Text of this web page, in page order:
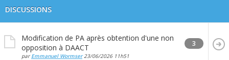
DISCUSSIONS
Modification de PA après obtention d'une non
opposition à DAACT
par Emmanuel Wormser23/06/2026 11h51
3